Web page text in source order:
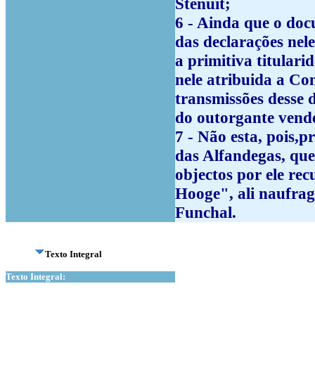
6 - Ainda que o
das declarações
a primitiva
nele atribuida a
transmissões
do outorgante
7 - Não esta,
das Alfandegas,
objectos por ele
Hooge", ali
Funchal.
Texto Integral
Texto Integral: